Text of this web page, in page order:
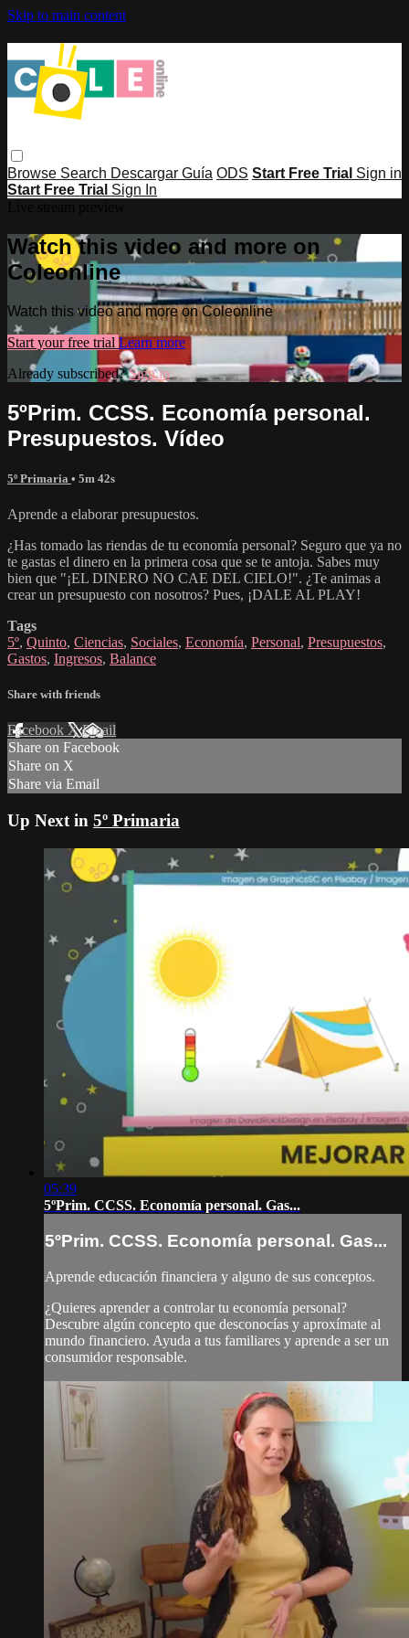
Skip to main content
Browse Search Descargar Guía ODS Start Free Trial Sign in
Start Free Trial Sign In
Watch this video and more on
Coleonline
Watch this video and more on Coleonline
Start your free trial Learn more
Already subscribed?Sign in
5ºPrim. CCSS. Economía personal.
Presupuestos. Vídeo
5º Primaria • 5m 42s
Aprende a elaborar presupuestos.
¿Has tomado las riendas de tu economía personal? Seguro que ya no
te gastas el dinero en la primera cosa que se te antoja. Sabes muy
bien que "¡EL DINERO NO CAE DEL CIELO!". ¿Te animas a
crear un presupuesto con nosotros? Pues, ¡DALE AL PLAY!
Tags
5º, Quinto, Ciencias, Sociales, Economía, Personal, Presupuestos,
Gastos, Ingresos, Balance
Share with friends
Facebook XEmail
Share on Facebook
Share on X
Share via Email
Up Next in 5º Primaria
05:39
5ºPrim. CCSS. Economía personal. Gas...
5ºPrim. CCSS. Economía personal. Gas...
Aprende educación financiera y alguno de sus conceptos.
¿Quieres aprender a controlar tu economía personal?
Descubre algún concepto que desconocías y aproxímate al
mundo financiero. Ayuda a tus familiares y aprende a ser un
consumidor responsable.